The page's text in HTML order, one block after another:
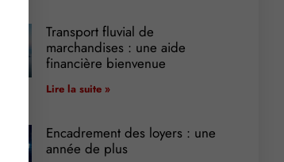
Transport fluvial de
marchandises : une aide
financière bienvenue
Lire la suite »
Encadrement des loyers : une
année de plus